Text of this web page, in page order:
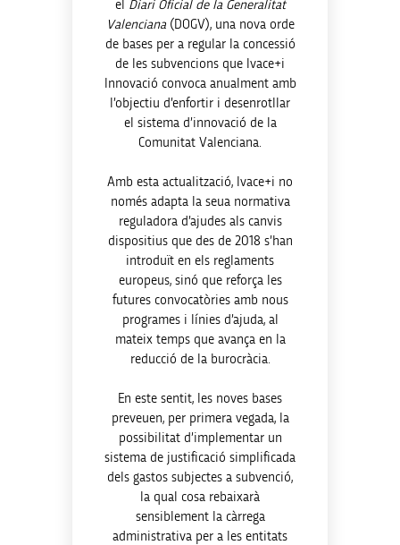
el Diari Oficial de la Generalitat
Valenciana( DOGV), una nova orde
de bases per a regular la concessió
de les subvencions que Ivace+i
Innovació convoca anualment amb
l’objectiu d’enfortir i desenrotllar
el sistema d’innovació de la
Comunitat Valenciana.
Amb esta actualització, Ivace+i no
només adapta la seua normativa
reguladora d’ajudes als canvis
dispositius que des de 2018 s’han
introduït en els reglaments
europeus, sinó que reforça les
futures convocatòries amb nous
programes i línies d’ajuda, al
mateix temps que avança en la
reducció de la burocràcia.
En este sentit, les noves bases
preveuen, per primera vegada, la
possibilitat d’implementar un
sistema de justificació simplificada
dels gastos subjectes a subvenció,
la qual cosa rebaixarà
sensiblement la càrrega
administrativa per a les entitats